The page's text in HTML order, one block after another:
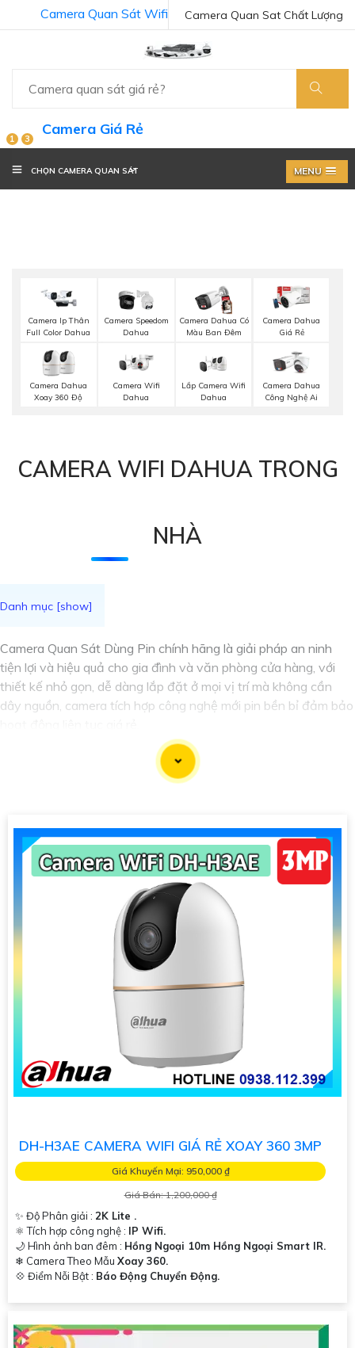
Camera Quan Sat Chất Lượng
Camera Quan Sát Wifi
1 3
Camera Giá Rẻ
CHỌN CAMERA QUAN SÁT MENU
Camera Ip Thân
Full Color Dahua
Camera Speedom
Dahua
Camera Dahua Có
Màu Ban Đêm
Camera Dahua
Giá Rẻ
Camera Dahua
Xoay 360 Độ
Camera Wifi
Dahua
Lắp Camera Wifi
Dahua
Camera Dahua
Công Nghệ Ai
CAMERA WIFI DAHUA TRONG
NHÀ
Camera Quan Sát Dùng Pin chính hãng là giải pháp an ninh
tiện lợi và hiệu quả cho gia đình và văn phòng cửa hàng, với
thiết kế nhỏ gọn, dễ dàng lắp đặt ở mọi vị trí mà không cần
dây nguồn, camera tích hợp công nghệ mới pin bền bỉ đảm bảo
DH-H3AE CAMERA WIFI GIÁ RẺ XOAY 360 3MP
Giá Khuyến Mại: 950,000 ₫
Giá Bán: 1,200,000 ₫
✨ Độ Phân giải : 2K Lite .
⚛️ Tích hợp công nghệ : IP Wifi.
🌙 Hình ảnh ban đêm : Hồng Ngoại 10m Hồng Ngoại Smart IR.
❄ Camera Theo Mẫu Xoay 360.
️💠 Điểm Nỗi Bật : Báo Động Chuyển Động.